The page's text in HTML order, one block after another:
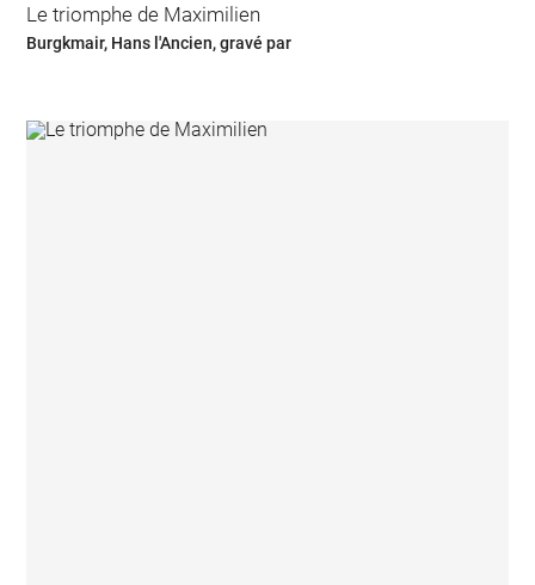
Le triomphe de Maximilien
Burgkmair, Hans l'Ancien, gravé par